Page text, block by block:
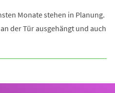
Monate stehen in Planung.
der Tür ausgehängt und auch